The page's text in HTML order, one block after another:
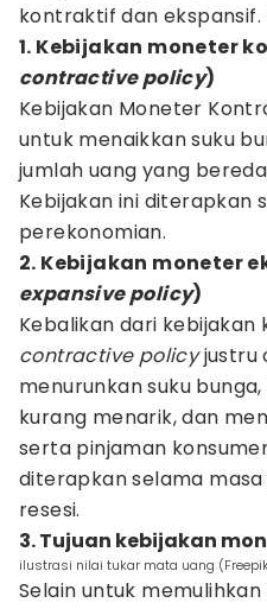
kontraktif dan
1. Kebijakan moneter
contractive policy)
Kebijakan Moneter
untuk menaikkan suku
jumlah uang yang
Kebijakan ini diterapkan
perekonomian.
2. Kebijakan moneter
expansive policy)
Kebalikan dari kebijakan
contractive policyjustru
menurunkan suku
kurang menarik, dan
serta pinjaman
diterapkan selama
resesi.
3. Tujuan kebijakan
ilustrasi nilai tukar mata uang
Selain untuk